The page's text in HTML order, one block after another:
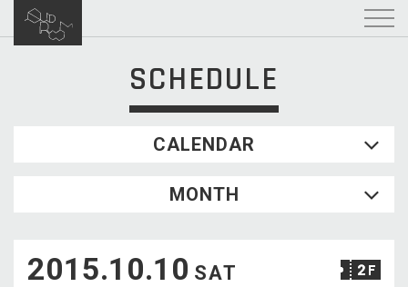
SCHEDULE
CALENDAR
WED
2
3 4 5
8
MONTH
2015.10.10 SAT